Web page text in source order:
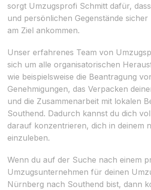
sorgt Umzugsprofi Schmitt dafür,
und persönlichen Gegenstände
am Ziel ankommen.
Unser erfahrenes Team von
sich um alle organisatorischen
wie beispielsweise die Beantragung
Genehmigungen, das Verpacken
und die Zusammenarbeit mit lokalen
Southend. Dadurch kannst du dich
darauf konzentrieren, dich in deinem
einzuleben.
Wenn du auf der Suche nach einem
Umzugsunternehmen für deinen
Nürnberg nach Southend bist, dann